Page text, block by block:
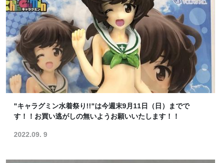
"キャラグミン水着祭り!!"は今週末9月11日（日）までで
す！！お買い逃がしの無いようお願いいたします！！
2022.09. 9